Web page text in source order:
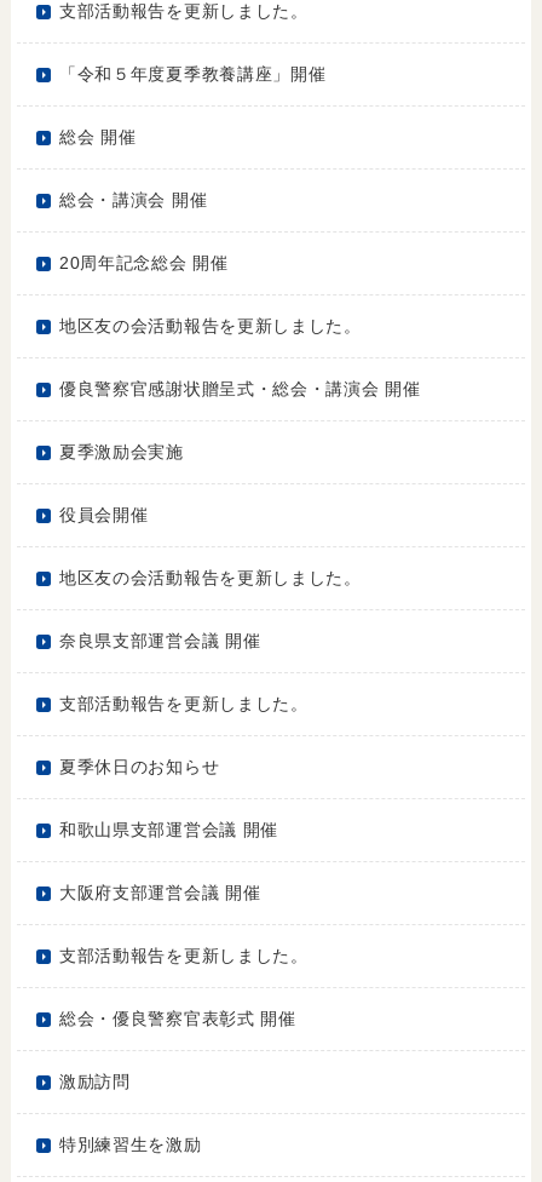
支部活動報告を更新しました。
「令和５年度夏季教養講座」開催
総会 開催
総会・講演会 開催
20周年記念総会 開催
地区友の会活動報告を更新しました。
優良警察官感謝状贈呈式・総会・講演会 開催
夏季激励会実施
役員会開催
地区友の会活動報告を更新しました。
奈良県支部運営会議 開催
支部活動報告を更新しました。
夏季休日のお知らせ
和歌山県支部運営会議 開催
大阪府支部運営会議 開催
支部活動報告を更新しました。
総会・優良警察官表彰式 開催
激励訪問
特別練習生を激励